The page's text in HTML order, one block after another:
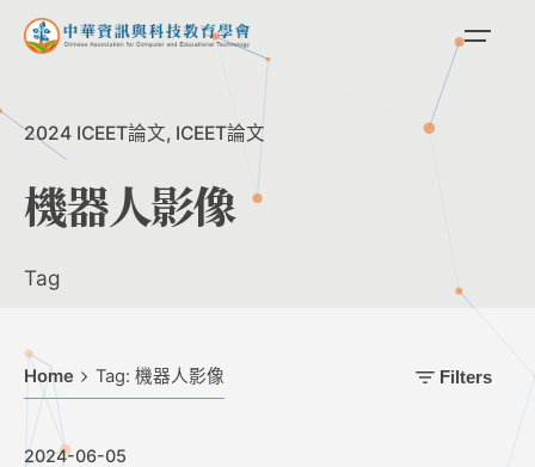
Skip
2024 ICEET論文 ICEET論文
機器人影像
Tag
Home Tag: 機器人影像 Filters
2024-06-05